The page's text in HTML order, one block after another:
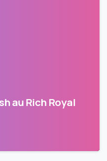
au Rich Royal